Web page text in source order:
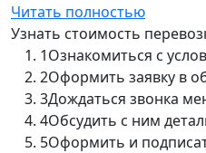
Читать полностью
Узнать стоимость
1Ознакомиться с
2Оформить заявку в
3Дождаться звонка
4Обсудить с ним
5Оформить и